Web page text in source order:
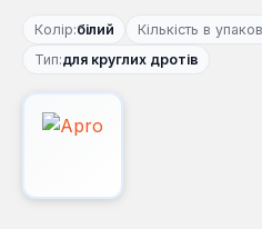
Колір:білий Кількість в
Тип:для круглих дротів